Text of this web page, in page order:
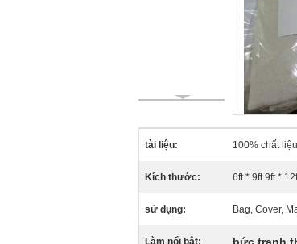
tài liệu: 100% chất
Kích thước: 6ft * 9ft 9ft *
sử dụng: Bag, Cover,
Làm nổi bật: